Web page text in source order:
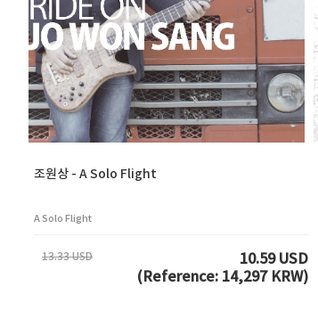
조원상 - A Solo Flight
A Solo Flight
13.33 USD
10.59 USD
(Reference: 14,297 KRW)